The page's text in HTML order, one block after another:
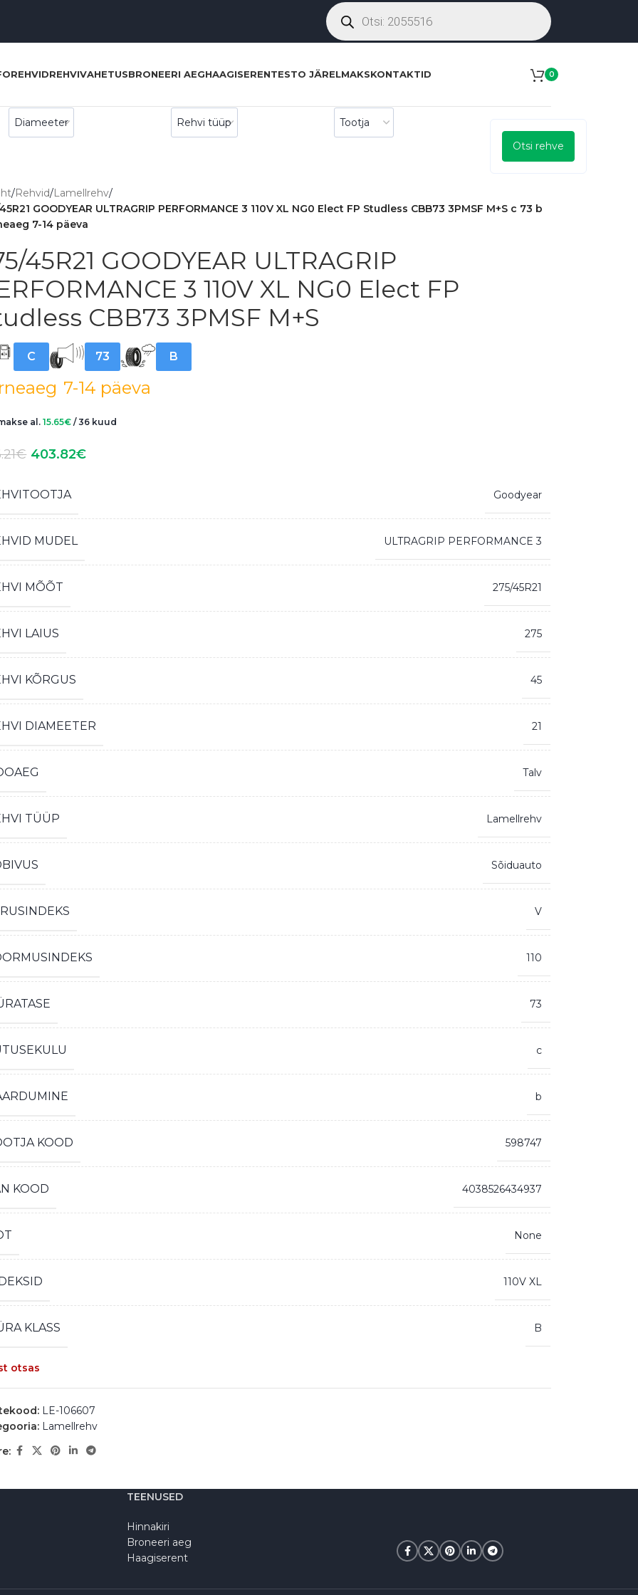
REHVIDREHVIVAHETUSBRONEERI AEGHAAGISERENTESTO JÄRELMAKSKONTAKTID 0
Otsi rehve
/Rehvid/Lamellrehv/
GOODYEAR ULTRAGRIP PERFORMANCE 3 110V XL NG0 Elect FP Studless CBB73 3PMSF M+S c 73 b
7-14 päeva
45R21 GOODYEAR ULTRAGRIP
3 110V XL NG0 Elect FP
CBB73 3PMSF M+S
C 73 B
7-14 päeva
al.15.65€ / 36 kuud
€ 403.82€
Goodyear
MUDEL ULTRAGRIP PERFORMANCE 3
MÕÕT 275/45R21
LAIUS 275
KÕRGUS 45
DIAMEETER 21
Talv
TÜÜP Lamellrehv
Sõiduauto
V
110
73
c
b
KOOD 598747
KOOD 4038526434937
None
110V XL
KLASS B
otsas
LE-106607
Lamellrehv
TEENUSED
Hinnakiri
Broneeri aeg
Haagiserent